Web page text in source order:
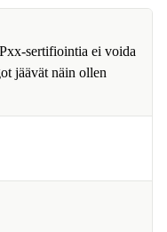
sertifiointia ei voida
jäävät näin ollen